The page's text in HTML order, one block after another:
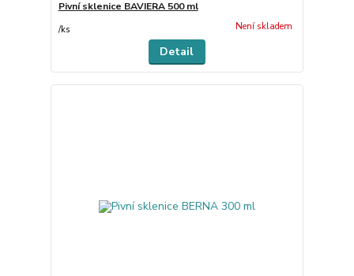
Pivní sklenice BAVIERA 500 ml
/ks Není skladem
Detail